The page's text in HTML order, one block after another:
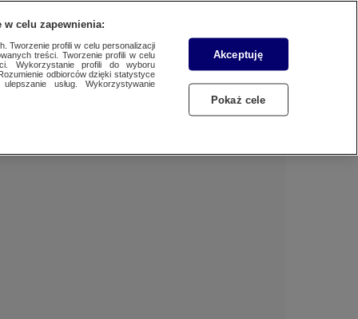
Dzień dobry!
ZALOGUJ SIĘ
w celu zapewnienia:
Tworzenie profili w celu personalizacji
treści. Tworzenie profili w celu
Wykorzystanie profili do wyboru
odbiorców dzięki statystyce
usług. Wykorzystywanie
Akceptuję
Pokaż cele